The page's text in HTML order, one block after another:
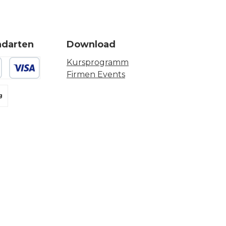
Download
Kursprogramm
Firmen Events